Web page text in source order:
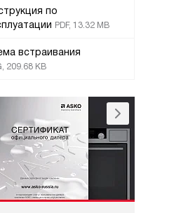
по
PDF, 13.32 MB
встраивания
209.68 KB